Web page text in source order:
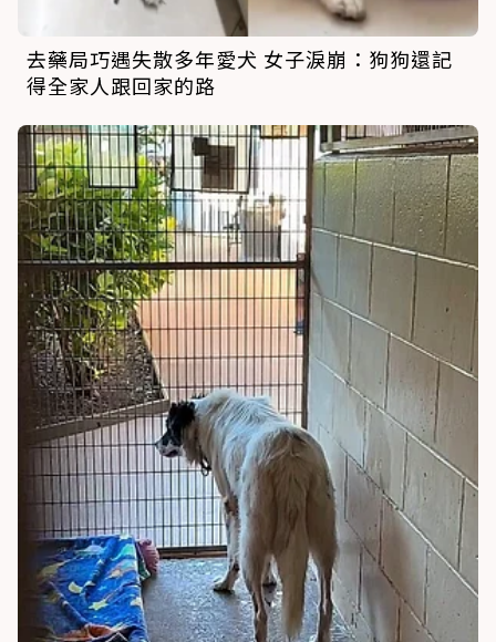
去藥局巧遇失散多年愛犬 女子淚崩：狗狗還記
得全家人跟回家的路